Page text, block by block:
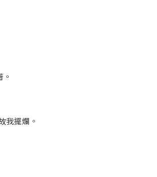
我擺爛。